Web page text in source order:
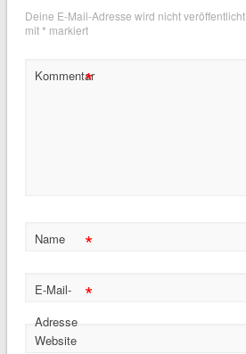
Deine E-Mail-Adresse wird nicht veröffentlicht.
mit* markiert
Kommentar
*
Name *
E-Mail-
Adresse
*
Website